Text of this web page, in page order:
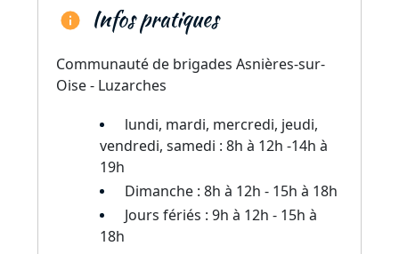
Infos pratiques
Communauté de brigades Asnières-sur-
Oise - Luzarches
lundi, mardi, mercredi, jeudi,
vendredi, samedi : 8h à 12h -14h à
19h
Dimanche : 8h à 12h - 15h à 18h
Jours fériés : 9h à 12h - 15h à
18h